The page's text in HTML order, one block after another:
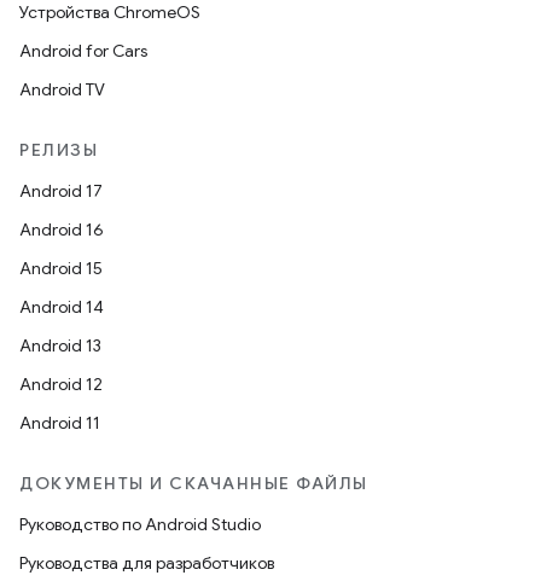
Устройства ChromeOS
Android for Cars
Android TV
РЕЛИЗЫ
Android 17
Android 16
Android 15
Android 14
Android 13
Android 12
Android 11
ДОКУМЕНТЫ И СКАЧАННЫЕ ФАЙЛЫ
Руководство по Android Studio
Руководства для разработчиков